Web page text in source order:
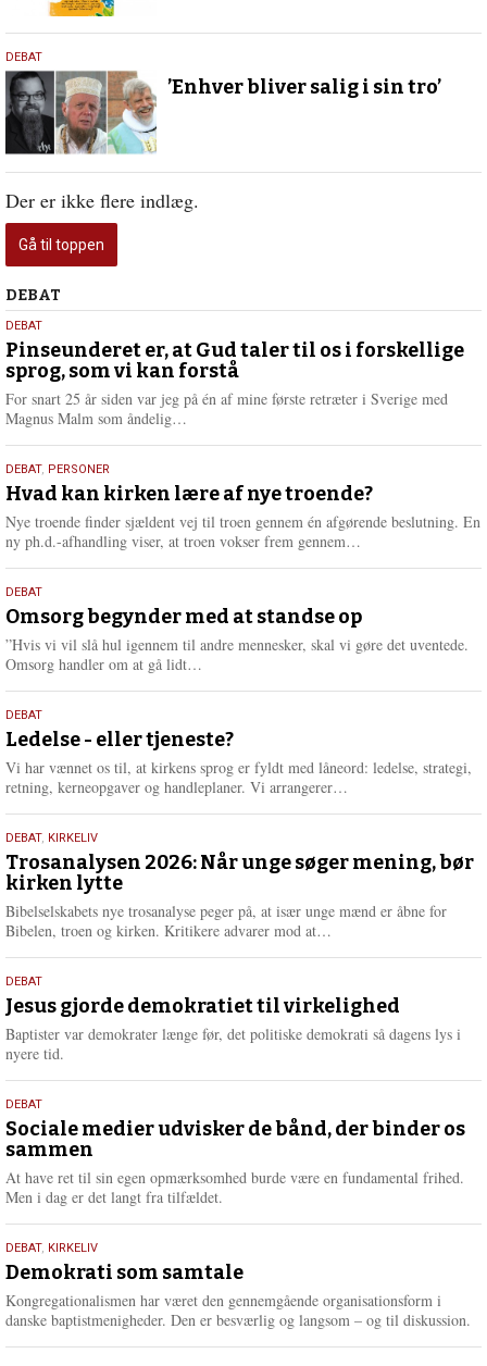
18.
september
2018
DEBAT
’Enhver bliver salig i sin tro’
Der er ikke flere indlæg.
Gå til toppen
Debat
DEBAT
5.
august
2026
DEBAT
Pinseunderet er, at Gud taler til os i forskellige
sprog, som vi kan forstå
For snart 25 år siden var jeg på én af mine første retræter i Sverige med
Magnus Malm som åndelig…
e
e
25.
juli
2026
DEBAT, PERSONER
Hvad kan kirken lære af nye troende?
Nye troende finder sjældent vej til troen gennem én afgørende beslutning. En
ny ph.d.-afhandling viser, at troen vokser frem gennem…
e
e
9.
juli
2026
DEBAT
Omsorg begynder med at standse op
”Hvis vi vil slå hul igennem til andre mennesker, skal vi gøre det uventede.
Omsorg handler om at gå lidt…
e
e
10.
juni
2026
DEBAT
Ledelse - eller tjeneste?
Vi har vænnet os til, at kirkens sprog er fyldt med låneord: ledelse, strategi,
retning, kerneopgaver og handleplaner. Vi arrangerer…
e
2.
juni
2026
DEBAT, KIRKELIV
Trosanalysen 2026: Når unge søger mening, bør
kirken lytte
Bibelselskabets nye trosanalyse peger på, at især unge mænd er åbne for
Bibelen, troen og kirken. Kritikere advarer mod at…
e
e
18.
maj
2026
DEBAT
Jesus gjorde demokratiet til virkelighed
Baptister var demokrater længe før, det politiske demokrati så dagens lys i
nyere tid.
18.
maj
2026
DEBAT
Sociale medier udvisker de bånd, der binder os
sammen
At have ret til sin egen opmærksomhed burde være en fundamental frihed.
Men i dag er det langt fra tilfældet.
18.
maj
2026
DEBAT, KIRKELIV
Demokrati som samtale
Kongregationalismen har været den gennemgående organisationsform i
danske baptistmenigheder. Den er besværlig og langsom – og til diskussion.